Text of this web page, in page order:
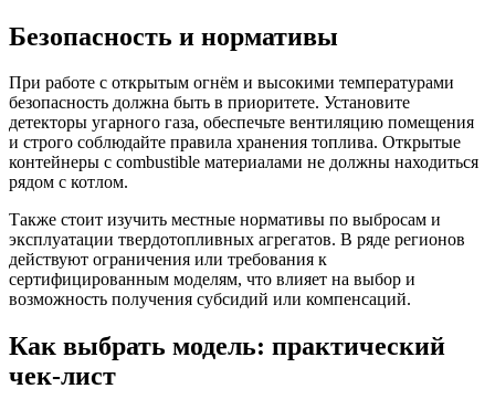
Безопасность и нормативы
При работе с открытым огнём и высокими температурами
безопасность должна быть в приоритете. Установите
детекторы угарного газа, обеспечьте вентиляцию помещения
и строго соблюдайте правила хранения топлива. Открытые
контейнеры с combustible материалами не должны находиться
рядом с котлом.
Также стоит изучить местные нормативы по выбросам и
эксплуатации твердотопливных агрегатов. В ряде регионов
действуют ограничения или требования к
сертифицированным моделям, что влияет на выбор и
возможность получения субсидий или компенсаций.
Как выбрать модель: практический
чек-лист